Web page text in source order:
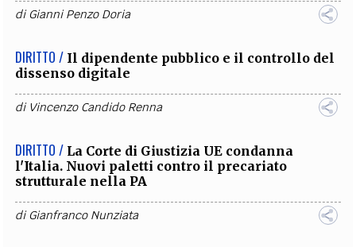
diGianni Penzo Doria
DIRITTO / Il dipendente pubblico e il controllo del
dissenso digitale
di Vincenzo Candido Renna
DIRITTO / La Corte di Giustizia UE condanna
l'Italia. Nuovi paletti contro il precariato
strutturale nella PA
diGianfranco Nunziata